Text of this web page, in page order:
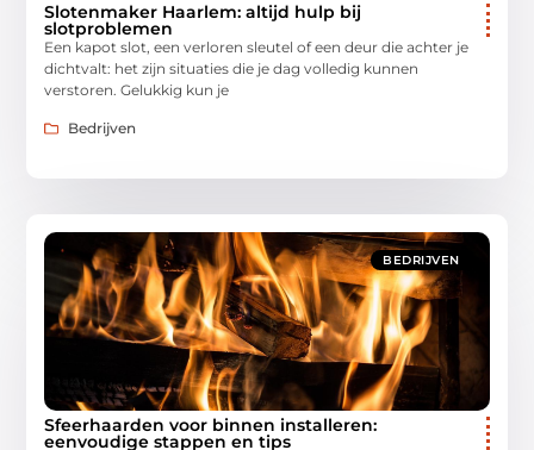
Slotenmaker Haarlem: altijd hulp bij
slotproblemen
Een kapot slot, een verloren sleutel of een deur die achter je
dichtvalt: het zijn situaties die je dag volledig kunnen
verstoren. Gelukkig kun je
Bedrijven
BEDRIJVEN
Sfeerhaarden voor binnen installeren:
eenvoudige stappen en tips